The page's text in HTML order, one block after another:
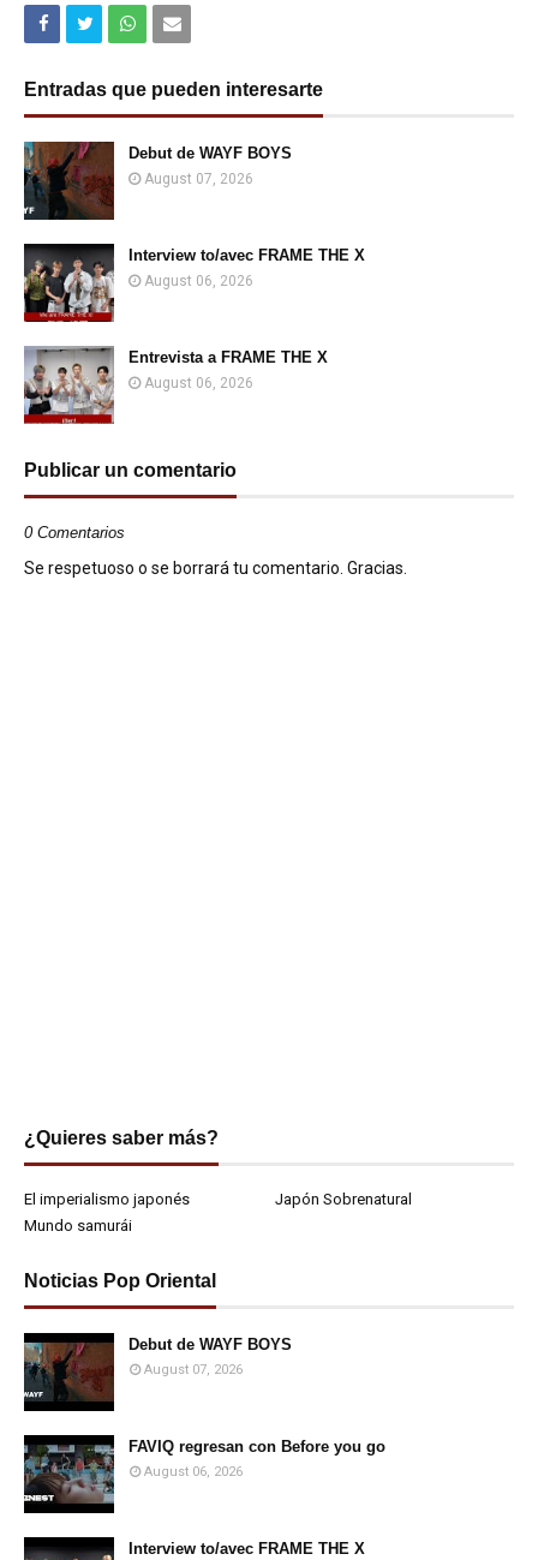
Entradas que pueden interesarte
Debut de WAYF BOYS
August 07, 2026
Interview to/avec FRAME THE X
August 06, 2026
Entrevista a FRAME THE X
August 06, 2026
Publicar un comentario
0 Comentarios
Se respetuoso o se borrará tu comentario. Gracias.
¿Quieres saber más?
El imperialismo japonés
Japón Sobrenatural
Mundo samurái
Noticias Pop Oriental
Debut de WAYF BOYS
August 07, 2026
FAVIQ regresan con Before you go
August 06, 2026
Interview to/avec FRAME THE X